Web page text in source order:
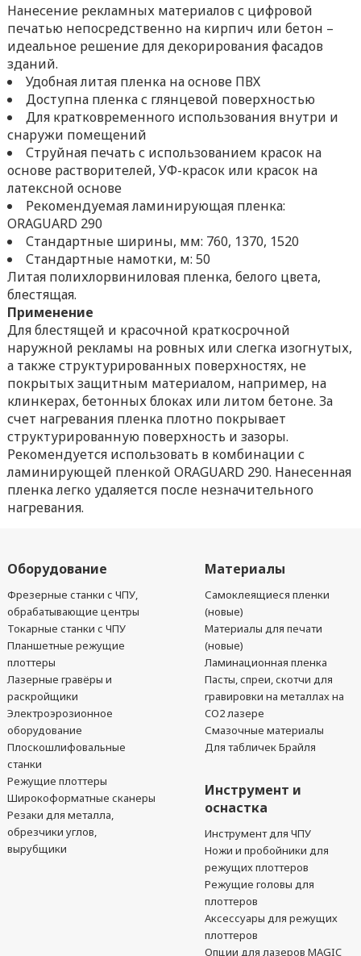
Нанесение рекламных материалов с цифровой
печатью непосредственно на кирпич или бетон –
идеальное решение для декорирования фасадов
зданий.
Удобная литая пленка на основе ПВХ
Доступна пленка с глянцевой поверхностью
Для кратковременного использования внутри и
снаружи помещений
Струйная печать с использованием красок на
основе растворителей, УФ-красок или красок на
латексной основе
Рекомендуемая ламинирующая пленка:
ORAGUARD 290
Стандартные ширины, мм: 760, 1370, 1520
Стандартные намотки, м: 50
Литая полихлорвиниловая пленка, белого цвета,
блестящая.
Применение
Для блестящей и красочной краткосрочной
наружной рекламы на ровных или слегка изогнутых,
а также структурированных поверхностях, не
покрытых защитным материалом, например, на
клинкерах, бетонных блоках или литом бетоне. За
счет нагревания пленка плотно покрывает
структурированную поверхность и зазоры.
Рекомендуется использовать в комбинации с
ламинирующей пленкой ORAGUARD 290. Нанесенная
пленка легко удаляется после незначительного
нагревания.
Оборудование
Фрезерные станки с ЧПУ,
обрабатывающие центры
Токарные станки с ЧПУ
Планшетные режущие
плоттеры
Лазерные гравёры и
раскройщики
Электроэрозионное
оборудование
Плоскошлифовальные
станки
Режущие плоттеры
Широкоформатные сканеры
Резаки для металла,
обрезчики углов,
вырубщики
Материалы
Самоклеящиеся пленки
(новые)
Материалы для печати
(новые)
Ламинационная пленка
Пасты, спреи, скотчи для
гравировки на металлах на
CO2 лазере
Смазочные материалы
Для табличек Брайля
Инструмент и
оснастка
Инструмент для ЧПУ
Ножи и пробойники для
режущих плоттеров
Режущие головы для
плоттеров
Аксессуары для режущих
плоттеров
Опции для лазеров MAGIC